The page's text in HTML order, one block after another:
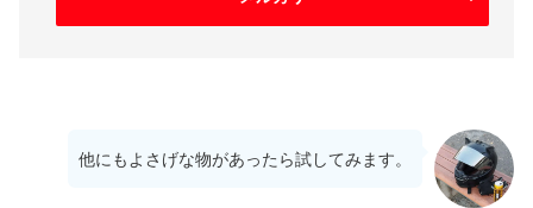
他にもよさげな物があったら試してみます。